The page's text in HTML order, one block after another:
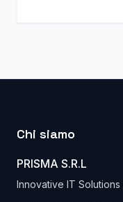
Chi siamo
PRISMA S.R.L
Innovative IT Solutions